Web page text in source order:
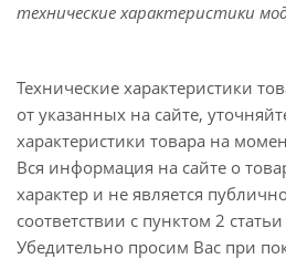
технические характеристики
Технические характеристики
от указанных на сайте,
характеристики товара на
Вся информация на сайте о
характер и не является
соответствии с пунктом 2
Убедительно просим Вас при